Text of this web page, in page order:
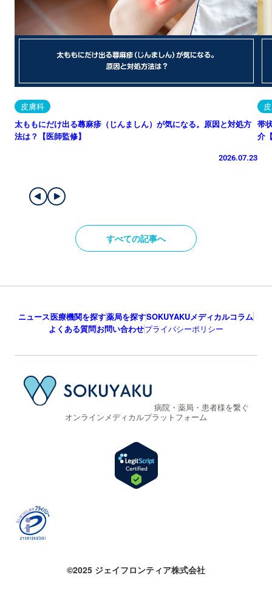
皮膚科
太ももにだけ出る蕁麻疹（じんましん）が気になる。原因と対処方
法は？【医師監修】
2026.07.23
帯
介
すべての記事へ
ニュース医療機関を探す薬局を探すSOKUYAKUメディカルコラム
よくある質問お問い合わせプライバシーポリシー
病院・薬局・患者様を繋ぐ
オンラインメディカルプラットフォーム
©2025 ジェイフロンティア株式会社